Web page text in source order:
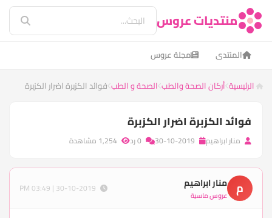
منتديات عروس
المنتدى مجلة عروس
الرئيسية أركان الصحة والطب الصحة و الطب فوائد الكزبرة اضرار الكزبرة
فوائد الكزبرة اضرار الكزبرة
منار ابراهيم
م منار ابراهيم
عروس ماسية